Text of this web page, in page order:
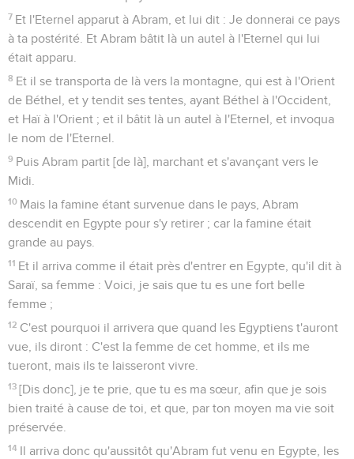
7 Et l'Eternel apparut à Abram, et lui dit : Je donnerai ce pays
à ta postérité. Et Abram bâtit là un autel à l'Eternel qui lui
était apparu.
8 Et il se transporta de là vers la montagne, qui est à l'Orient
de Béthel, et y tendit ses tentes, ayant Béthel à l'Occident,
et Haï à l'Orient ; et il bâtit là un autel à l'Eternel, et invoqua
le nom de l'Eternel.
9 Puis Abram partit [de là], marchant et s'avançant vers le
Midi.
10 Mais la famine étant survenue dans le pays, Abram
descendit en Egypte pour s'y retirer ; car la famine était
grande au pays.
11 Et il arriva comme il était près d'entrer en Egypte, qu'il dit à
Saraï, sa femme : Voici, je sais que tu es une fort belle
femme ;
12 C'est pourquoi il arrivera que quand les Egyptiens t'auront
vue, ils diront : C'est la femme de cet homme, et ils me
tueront, mais ils te laisseront vivre.
13 [Dis donc], je te prie, que tu es ma sœur, afin que je sois
bien traité à cause de toi, et que, par ton moyen ma vie soit
préservée.
14 Il arriva donc qu'aussitôt qu'Abram fut venu en Egypte, les